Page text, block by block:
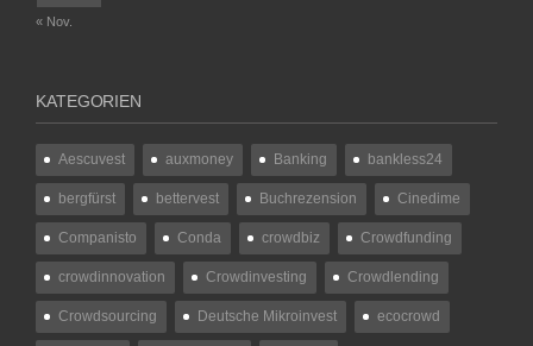
« Nov.
KATEGORIEN
Aescuvest auxmoney Banking bankless24
bergfürst bettervest Buchrezension Cinedime
Companisto Conda crowdbiz Crowdfunding
crowdinnovation Crowdinvesting Crowdlending
Crowdsourcing Deutsche Mikroinvest ecocrowd